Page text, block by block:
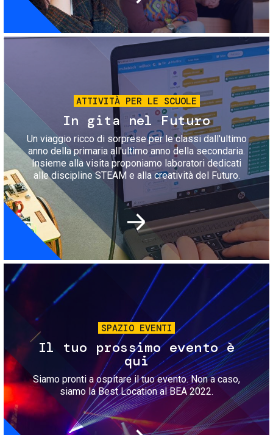
Immagine
ATTIVITÀ PER LE SCUOLE
In gita nel Futuro
Un viaggio ricco di sorprese per le classi dall'ultimo
anno della primaria all'ultimo anno della secondaria.
Insieme alla visita proponiamo laboratori dedicati
alle discipline STEAM e alla creatività del Futuro.
Immagine
SPAZIO EVENTI
Il tuo prossimo evento è
qui
Siamo pronti a ospitare il tuo evento. Non a caso,
siamo la Best Location al BEA 2022.